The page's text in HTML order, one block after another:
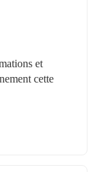
et
cette